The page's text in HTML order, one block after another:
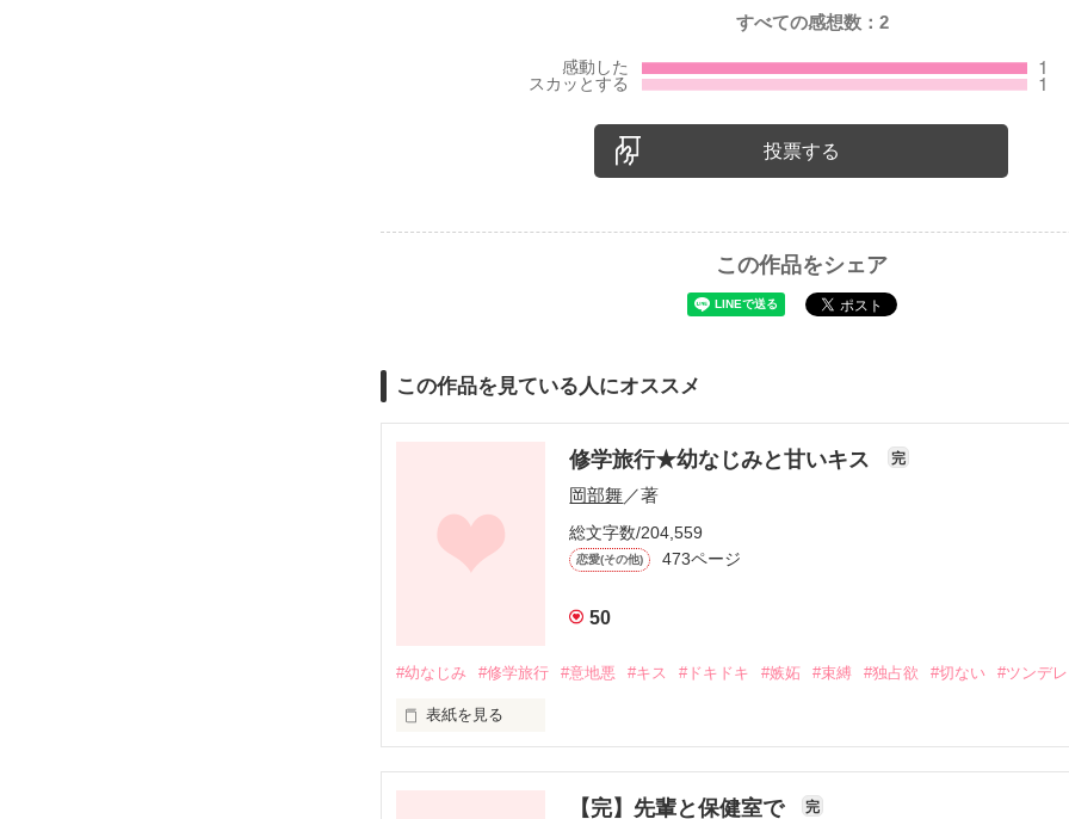
すべての感想数：2
投票する
この作品をシェア
この作品を見ている人にオススメ
修学旅行★幼なじみと甘いキス 完
岡部舞／著
総文字数/204,559
恋愛(その他) 473ページ
50
#幼なじみ #修学旅行 #意地悪 #キス #ドキドキ #嫉妬 #束縛 #独占欲 #切ない #ツンデレ
表紙を見る
「加奈子なんか好きじゃねーし」 【完】先輩と保健室で 完